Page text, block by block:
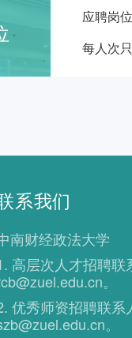
应聘岗
每人次
系我们
南财经政法大学
高层次人才招聘
。
优秀师资招聘联
。